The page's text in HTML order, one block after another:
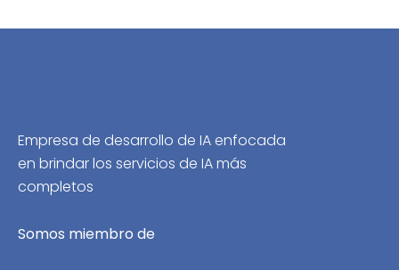
Empresa de desarrollo de IA enfocada
en brindar los servicios de IA más
completos
Somos miembro de